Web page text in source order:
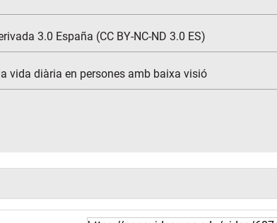
3.0 España (CC BY-NC-ND 3.0 ES)
vida diària en persones amb baixa visió